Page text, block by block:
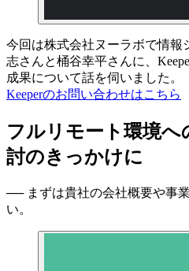
今回は株式会社ヌーラボで情報
志さんと桶谷幸平さんに、
成果について話を伺いました。
Keeperのお問い合わせはこちら
フルリモート環境へ
討のきっかけに
── まずは貴社の会社概要や事
い。